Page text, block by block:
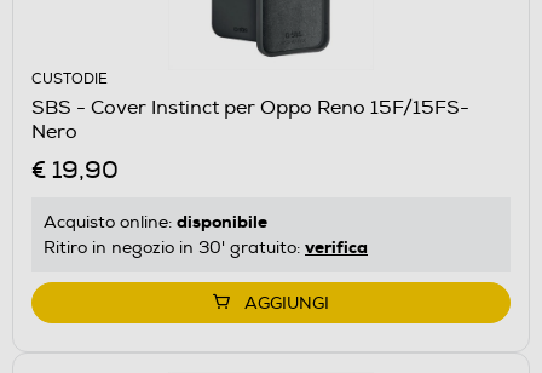
CUSTODIE
SBS - Cover Instinct per Oppo Reno 15F/15FS-
Nero
€ 19,90
Acquisto online: disponibile
Ritiro in negozio in 30' gratuito: verifica
AGGIUNGI